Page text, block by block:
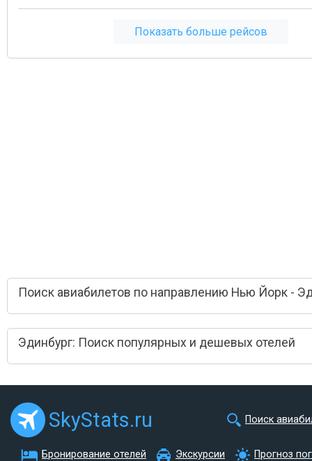
Показать больше рейсов
Поиск авиабилетов по направлению Нью Йорк -
Эдинбург: Поиск популярных и дешевых отелей
SkyStats.ru Поиск
Бронирование отелей Экскурсии Прогноз